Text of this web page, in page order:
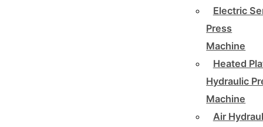
Electric
Press
Machine
Heated
Hydraulic
Machine
Air